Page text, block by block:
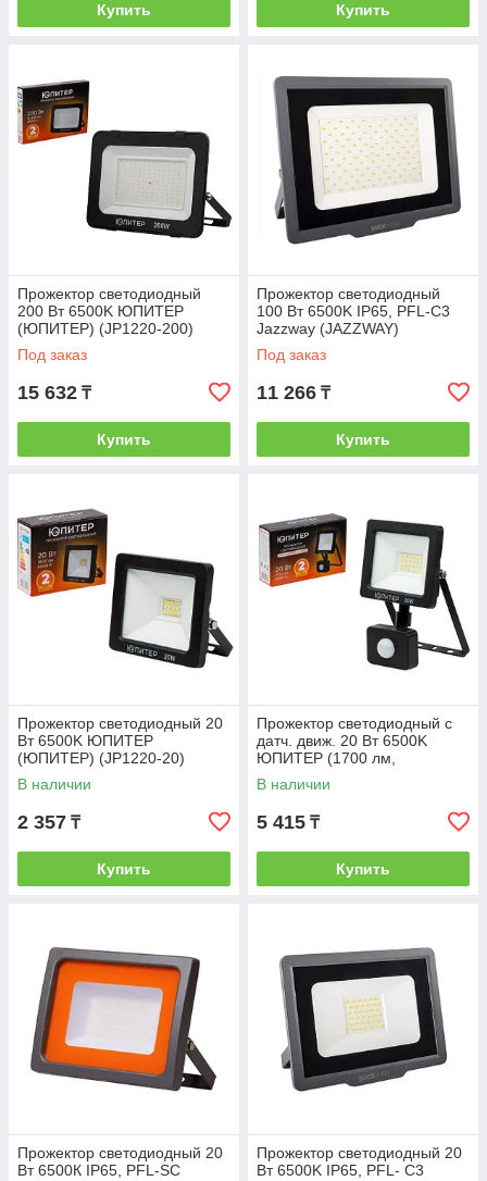
Купить Купить
Прожектор светодиодный
200 Вт 6500K ЮПИТЕР
(ЮПИТЕР) (JP1220-200)
Под заказ
15 632 ₸
Купить
Прожектор светодиодный
100 Вт 6500K IP65, PFL-C3
Jazzway (JAZZWAY)
(5023628)
Под заказ
11 266 ₸
Купить
Прожектор светодиодный 20
Вт 6500K ЮПИТЕР
(ЮПИТЕР) (JP1220-20)
В наличии
2 357 ₸
Купить
Прожектор светодиодный с
датч. движ. 20 Вт 6500K
ЮПИТЕР (1700 лм,
холодный белый свет)
(ЮПИТЕР) (JP1221-20)
В наличии
5 415 ₸
Купить
Прожектор светодиодный 20
Вт 6500К IP65, PFL-SC
Прожектор светодиодный 20
Вт 6500K IP65, PFL- C3